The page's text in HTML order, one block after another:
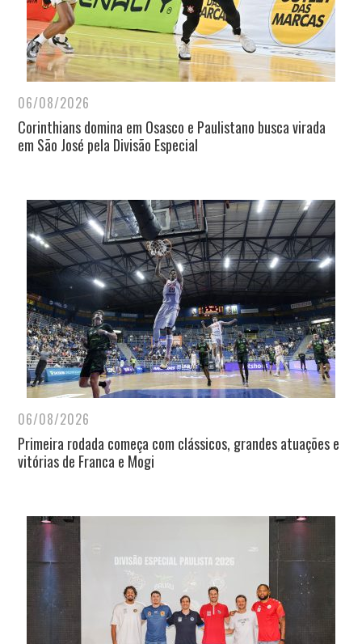
06/08/2026
Corinthians domina em Osasco e Paulistano busca virada
em São José pela Divisão Especial
06/08/2026
Primeira rodada começa com clássicos, grandes atuações e
vitórias de Franca e Mogi